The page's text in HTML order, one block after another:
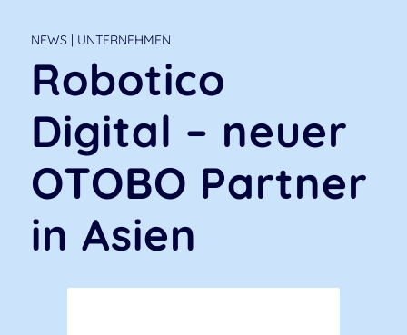
NEWS | UNTERNEHMEN
Robotico
Digital – neuer
OTOBO Partner
in Asien